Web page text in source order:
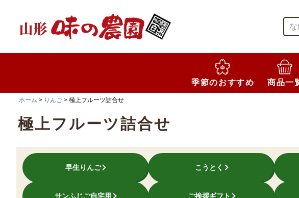
検索
季節のおすすめ 商品一
ホーム りんご 極上フルーツ詰合せ
極上フルーツ詰合せ
早生りんご こうとく
サンふじご自宅用 ご挨拶ギフト